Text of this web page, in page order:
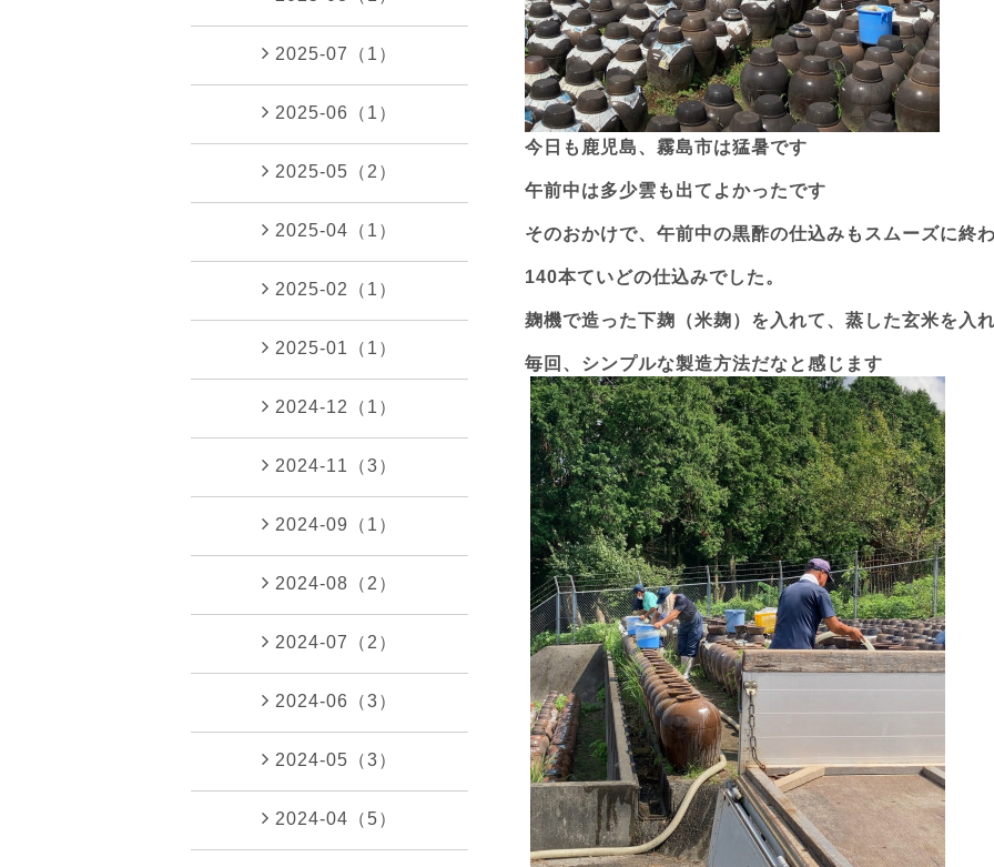
今日も鹿児島、霧島市は猛暑です
午前中は多少雲も出てよかったです
そのおかけで、午前中の黒酢の仕込みもスムーズに終
140本ていどの仕込みでした。
麹機で造った下麹（米麹）を入れて、蒸した玄米を入
毎回、シンプルな製造方法だなと感じます
2025-07（1）
2025-06（1）
2025-05（2）
2025-04（1）
2025-02（1）
2025-01（1）
2024-12（1）
2024-11（3）
2024-09（1）
2024-08（2）
2024-07（2）
2024-06（3）
2024-05（3）
2024-04（5）